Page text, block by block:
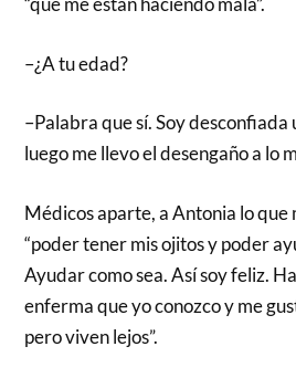
–¿A tu edad?
–Palabra que sí. Soy desconfiada
luego me llevo el desengaño a lo
Médicos aparte, a Antonia lo que
“poder tener mis ojitos y poder
Ayudar como sea. Así soy feliz.
enferma que yo conozco y me
pero viven lejos”.